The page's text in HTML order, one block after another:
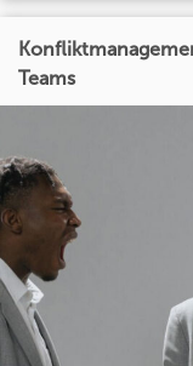
Teams